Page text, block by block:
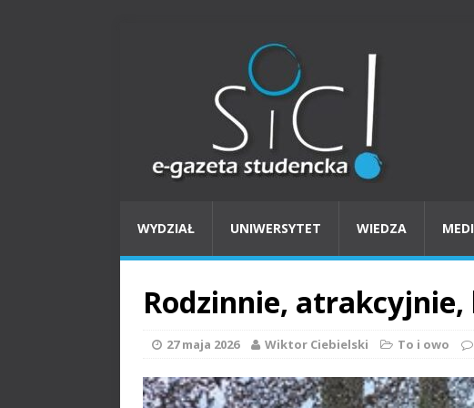
WYDZIAŁ UNIWERSYTET WIEDZA
Rodzinnie,
27 maja 2026 Wiktor Ciebielski To i owo